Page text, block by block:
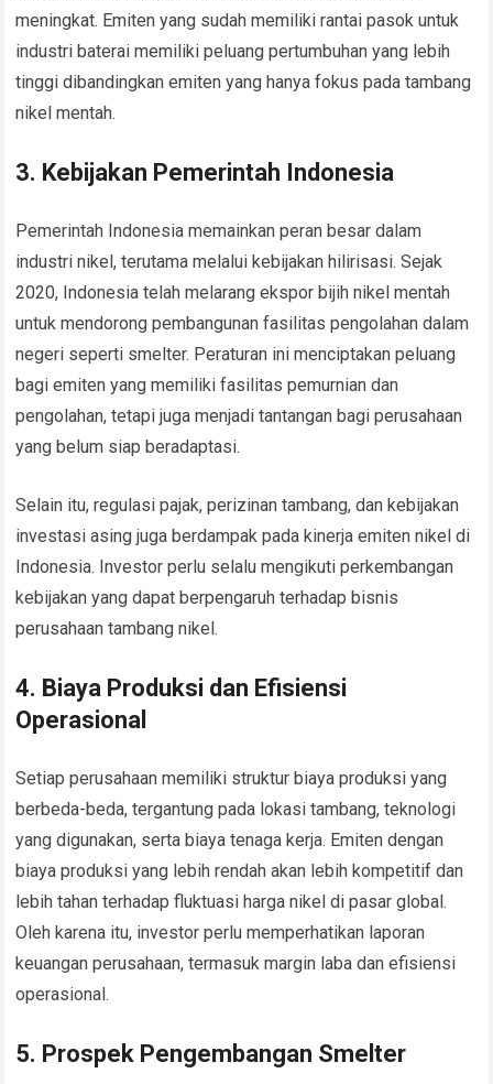
meningkat. Emiten yang sudah memiliki rantai pasok untuk
industri baterai memiliki peluang pertumbuhan yang lebih
tinggi dibandingkan emiten yang hanya fokus pada tambang
nikel mentah.
3. Kebijakan Pemerintah Indonesia
Pemerintah Indonesia memainkan peran besar dalam
industri nikel, terutama melalui kebijakan hilirisasi. Sejak
2020, Indonesia telah melarang ekspor bijih nikel mentah
untuk mendorong pembangunan fasilitas pengolahan dalam
negeri seperti smelter. Peraturan ini menciptakan peluang
bagi emiten yang memiliki fasilitas pemurnian dan
pengolahan, tetapi juga menjadi tantangan bagi perusahaan
yang belum siap beradaptasi.
Selain itu, regulasi pajak, perizinan tambang, dan kebijakan
investasi asing juga berdampak pada kinerja emiten nikel di
Indonesia. Investor perlu selalu mengikuti perkembangan
kebijakan yang dapat berpengaruh terhadap bisnis
perusahaan tambang nikel.
4. Biaya Produksi dan Efisiensi
Operasional
Setiap perusahaan memiliki struktur biaya produksi yang
berbeda-beda, tergantung pada lokasi tambang, teknologi
yang digunakan, serta biaya tenaga kerja. Emiten dengan
biaya produksi yang lebih rendah akan lebih kompetitif dan
lebih tahan terhadap fluktuasi harga nikel di pasar global.
Oleh karena itu, investor perlu memperhatikan laporan
keuangan perusahaan, termasuk margin laba dan efisiensi
operasional.
5. Prospek Pengembangan Smelter